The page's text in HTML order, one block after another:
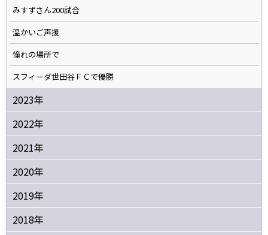
みすずさん200試合
温かいご声援
憧れの場所で
スフィーダ世田谷ＦＣで優勝
2023年
2022年
2021年
2020年
2019年
2018年